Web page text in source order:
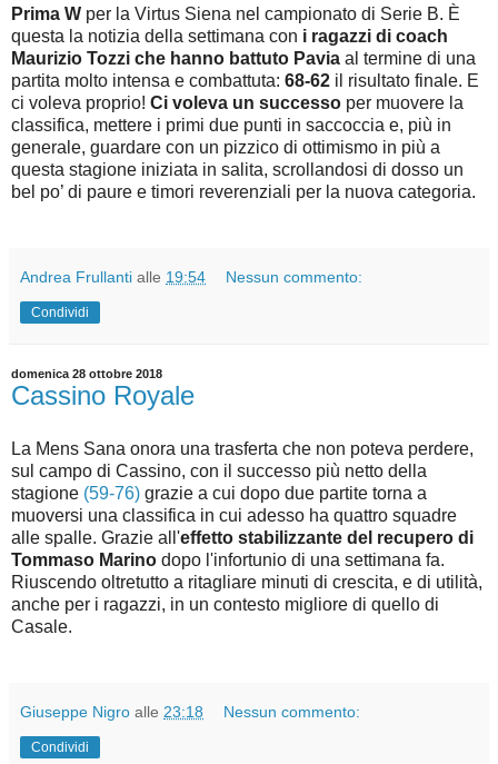
Prima W per la Virtus Siena nel campionato di Serie B. È
questa la notizia della settimana con i ragazzi di coach
Maurizio Tozzi che hanno battuto Pavia al termine di una
partita molto intensa e combattuta: 68-62 il risultato finale. E
ci voleva proprio! Ci voleva un successo per muovere la
classifica, mettere i primi due punti in saccoccia e, più in
generale, guardare con un pizzico di ottimismo in più a
questa stagione iniziata in salita, scrollandosi di dosso un
bel po’ di paure e timori reverenziali per la nuova categoria.
Andrea Frullanti alle 19:54 Nessun commento:
Condividi
domenica 28 ottobre 2018
Cassino Royale
La Mens Sana onora una trasferta che non poteva perdere,
sul campo di Cassino, con il successo più netto della
stagione (59-76) grazie a cui dopo due partite torna a
muoversi una classifica in cui adesso ha quattro squadre
alle spalle. Grazie all'effetto stabilizzante del recupero di
Tommaso Marino dopo l'infortunio di una settimana fa.
Riuscendo oltretutto a ritagliare minuti di crescita, e di utilità,
anche per i ragazzi, in un contesto migliore di quello di
Casale.
Giuseppe Nigro alle 23:18 Nessun commento:
Condividi